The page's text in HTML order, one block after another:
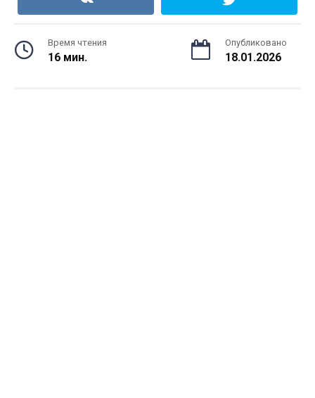
Время чтения
16 мин.
Опубликовано
18.01.2026